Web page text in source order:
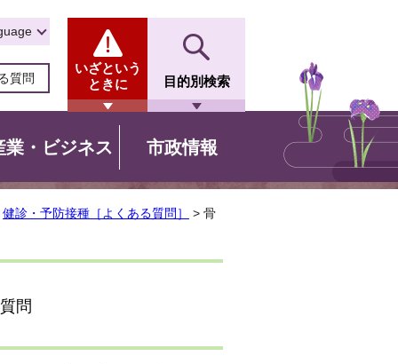
質問
いざという
ときに
目的別検索
業・ビジネス 市政情報
健診・予防接種［よくある質問］ > 骨
問